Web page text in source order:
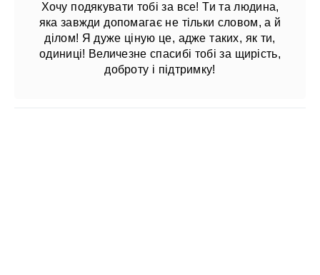
Хочу подякувати тобі за все! Ти та людина,
яка завжди допомагає не тільки словом, а й
ділом! Я дуже ціную це, адже таких, як ти,
одиниці! Величезне спасибі тобі за щирість,
доброту і підтримку!